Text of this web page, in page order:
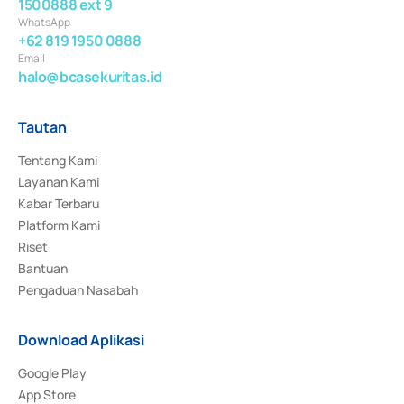
1500888 ext 9
WhatsApp
+62 819 1950 0888
Email
halo@bcasekuritas.id
Tautan
Tentang Kami
Layanan Kami
Kabar Terbaru
Platform Kami
Riset
Bantuan
Pengaduan Nasabah
Download Aplikasi
Google Play
App Store